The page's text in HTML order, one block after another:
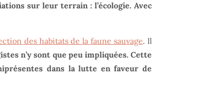
sur leur terrain : l’écologie. Avec
des habitats de la faune sauvage. Il
n’y sont que peu impliquées. Cette
dans la lutte en faveur de